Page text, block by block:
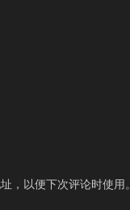
，以便下次评论时使用。